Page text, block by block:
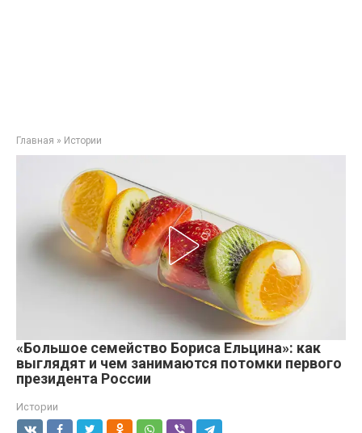
Главная » Истории
«Большое семейство Бориса Ельцина»: как
выглядят и чем занимаются потомки первого
президента России
Истории